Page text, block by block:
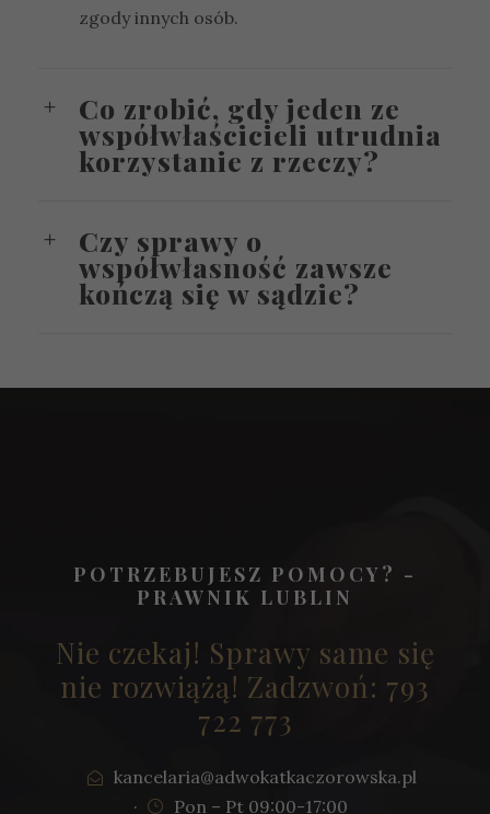
zgody innych osób.
Co zrobić, gdy jeden ze
współwłaścicieli utrudnia
korzystanie z rzeczy?
Czy sprawy o
współwłasność zawsze
kończą się w sądzie?
POTRZEBUJESZ POMOCY? -
PRAWNIK LUBLIN
Nie czekaj! Sprawy same się
nie rozwiążą! Zadzwoń: 793
722 773
kancelaria@adwokatkaczorowska.pl
·
Pon – Pt 09:00-17:00